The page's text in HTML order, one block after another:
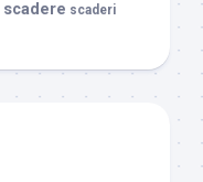
scadere scaderi